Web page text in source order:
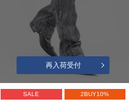
再入荷受付
SALE
2BUY10%